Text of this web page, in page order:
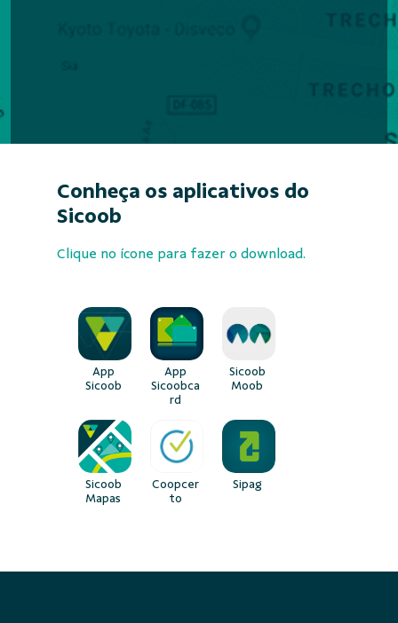
Conheça os aplicativos do
Sicoob
Clique no ícone para fazer o download.
App
Sicoob
App
Sicoobca
rd
Sicoob
Moob
Sicoob
Mapas
Coopcer
to
Sipag